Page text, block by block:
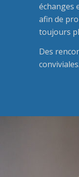
échanges
afin de
toujours
Des
conviviales.